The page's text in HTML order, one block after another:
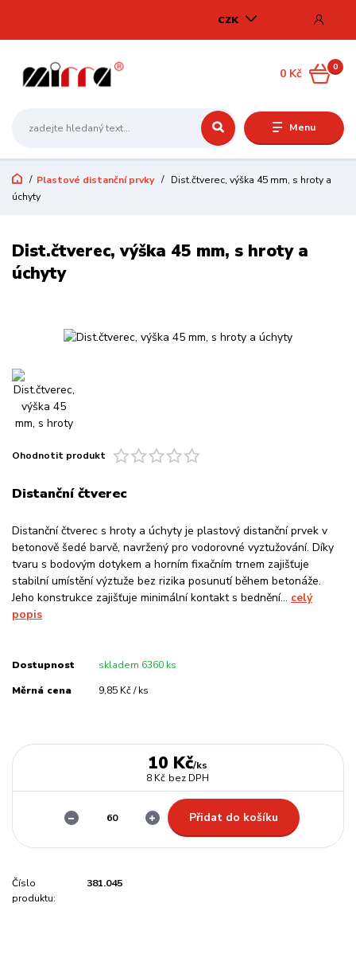
Menu
CZK
0
0 Kč
Plastové distanční prvky
Dist.čtverec, výška 45 mm, s hroty a
úchyty
Dist.čtverec, výška 45 mm, s hroty a
úchyty
Ohodnotit produkt
Distanční čtverec
Distanční čtverec s hroty a úchyty je plastový distanční prvek v
betonově šedé barvě, navržený pro vodorovné vyztužování. Díky
tvaru s bodovým dotykem a horním fixačním trnem zajišťuje
stabilní umístění výztuže bez rizika posunutí během betonáže.
Jeho konstrukce zajišťuje minimální kontakt s bednění... celý
popis
Dostupnost skladem 6360 ks
Měrná cena 9,85 Kč / ks
10 Kč/ks
8 Kč bez DPH
Přidat do košíku
Číslo
produktu:
381.045